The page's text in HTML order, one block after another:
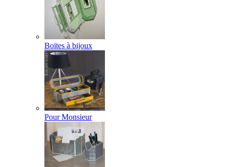
Boïtes à bijoux
Pour Monsieur